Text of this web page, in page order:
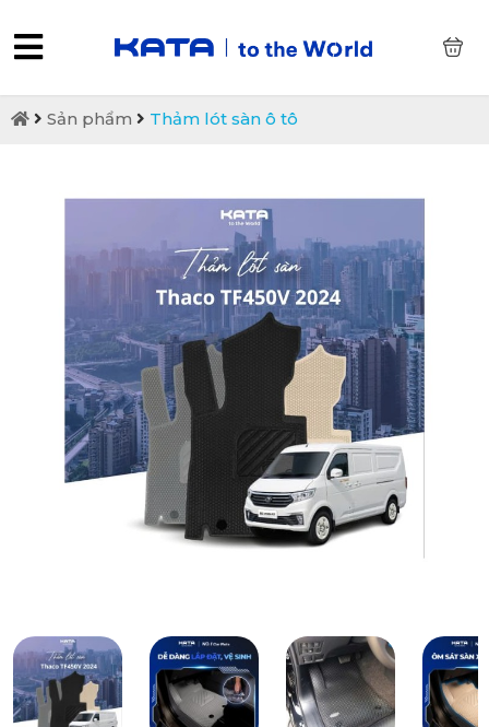
Sản phẩm Thảm lót sàn ô tô